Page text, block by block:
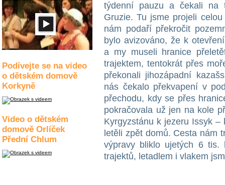
Podívejte se na video
o dětském domově
Korkyně
Video o dětském
domově Orlíček
Přední Chlum
týdenní pauzu a čekali na
Gruzie. Tu jsme projeli
nám podaří překročit
bylo avizováno, že k
a my museli hranice
trajektem, tentokrát přes
překonali jihozápadní
nás čekalo překvapení v
přechodu, kdy se přes
pokračovala už jen na kole
Kyrgyzstánu k jezeru Issyk
letěli zpět domů. Cesta nám
výpravy bliklo ujetých 6 tis.
trajektů, letadlem i vlakem